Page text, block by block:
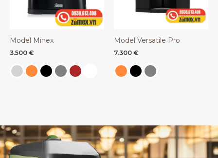
Model Minex
3.500 €
Model Versatile Pro
7.300 €